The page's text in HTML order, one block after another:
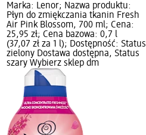
Marka: Lenor; Nazwa produktu:
Płyn do zmiękczania tkanin Fresh
Air Pink Blossom, 700 ml; Cena:
25,95 zł; Cena bazowa: 0,7 l
(37,07 zł za 1 l); Dostępność: Status
zielony Dostawa dostępna, Status
szary Wybierz sklep dm